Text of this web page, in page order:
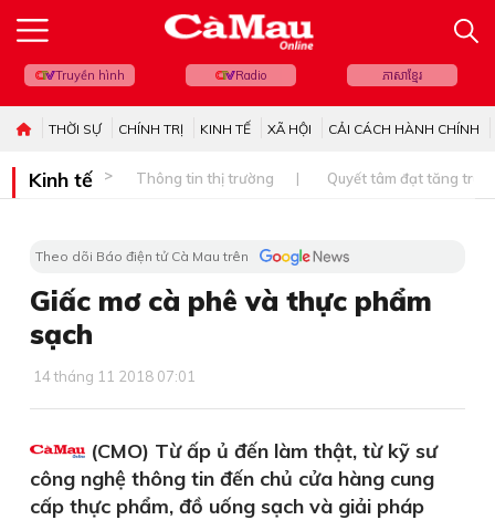
Truyền hình Radio ភាសាខ្មែរ
THỜI SỰ CHÍNH TRỊ KINH TẾ XÃ HỘI CẢI CÁCH HÀNH CHÍNH
Kinh tế Thông tin thị trường Quyết tâm đạt tăng
Theo dõi Báo điện tử Cà Mau trên
Giấc mơ cà phê và thực phẩm
sạch
14 tháng 11 2018 07:01
(CMO) Từ ấp ủ đến làm thật, từ kỹ sư
công nghệ thông tin đến chủ cửa hàng cung
cấp thực phẩm, đồ uống sạch và giải pháp